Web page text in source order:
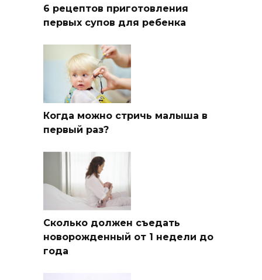
6 рецептов приготовления
первых супов для ребенка
Когда можно стричь малыша в
первый раз?
Сколько должен съедать
новорожденный от 1 недели до
года